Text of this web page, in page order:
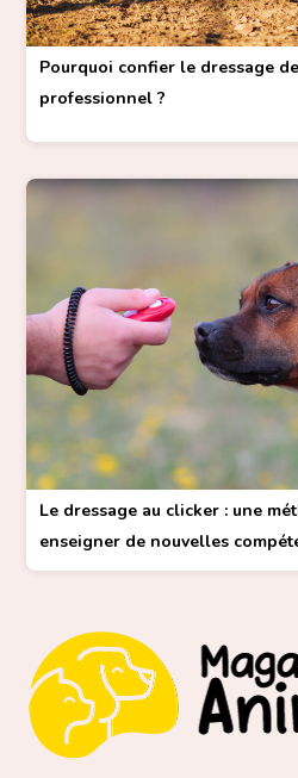
Pourquoi confier le dressage
professionnel ?
Le dressage au clicker : une
enseigner de nouvelles